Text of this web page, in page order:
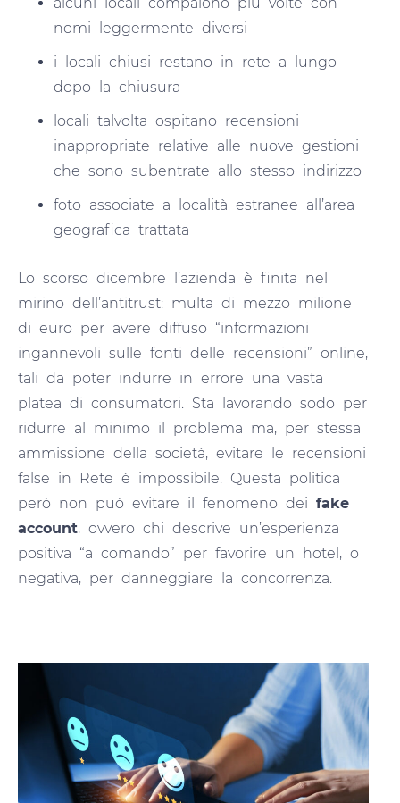
nomi leggermente diversi
i locali chiusi restano in rete a lungo
dopo la chiusura
locali talvolta ospitano recensioni
inappropriate relative alle nuove gestioni
che sono subentrate allo stesso indirizzo
foto associate a località estranee all’area
geografica trattata
Lo scorso dicembre l’azienda è finita nel
mirino dell’antitrust: multa di mezzo milione
di euro per avere diffuso “informazioni
ingannevoli sulle fonti delle recensioni” online,
tali da poter indurre in errore una vasta
platea di consumatori. Sta lavorando sodo per
ridurre al minimo il problema ma, per stessa
ammissione della società, evitare le recensioni
false in Rete è impossibile. Questa politica
però non può evitare il fenomeno dei fake
account, ovvero chi descrive un’esperienza
positiva “a comando” per favorire un hotel, o
negativa, per danneggiare la concorrenza.